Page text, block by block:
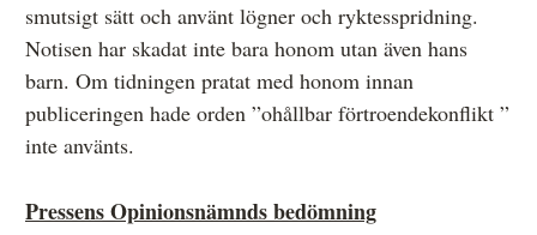
smutsigt sätt och använt lögner och ryktesspridning.
Notisen har skadat inte bara honom utan även hans
barn. Om tidningen pratat med honom innan
publiceringen hade orden ”ohållbar förtroendekonflikt ”
inte använts.
Pressens Opinionsnämnds bedömning